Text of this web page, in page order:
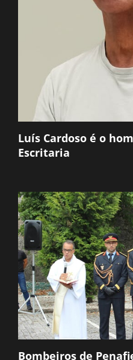
Luís Cardoso é o
Escritaria
Bombeiros de